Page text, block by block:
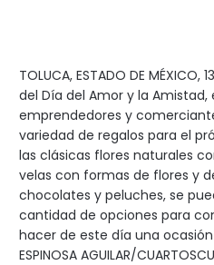
TOLUCA, ESTADO DE MÉXICO,
del Día del Amor y la
emprendedores y
variedad de regalos para el
las clásicas flores naturales
velas con formas de flores y
chocolates y peluches, se
cantidad de opciones para
hacer de este día una ocasión
ESPINOSA AGUILAR/